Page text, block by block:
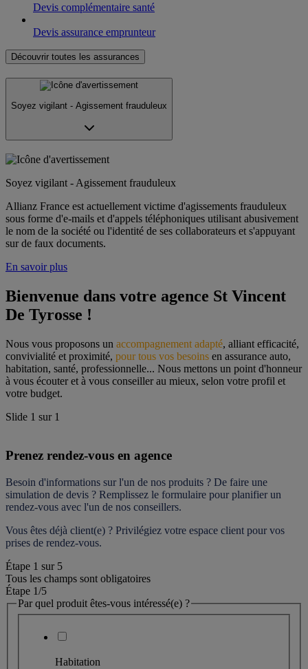
Devis complémentaire santé
Devis assurance emprunteur
Découvrir toutes les assurances
Soyez vigilant - Agissement frauduleux
Soyez vigilant - Agissement frauduleux
Allianz France est actuellement victime d'agissements frauduleux
sous forme d'e-mails et d'appels téléphoniques utilisant abusivement
le nom de la société ou l'identité de ses collaborateurs et s'appuyant
sur de faux documents.
En savoir plus
Bienvenue dans votre agence St Vincent
De Tyrosse !
Nous vous proposons un accompagnement adapté, alliant efficacité,
convivialité et proximité, pour tous vos besoins en assurance auto,
habitation, santé, professionnelle... Nous mettons un point d'honneur
à vous écouter et à vous conseiller au mieux, selon votre profil et
votre budget.
Slide 1 sur 1
Prenez rendez-vous en agence
Besoin d'informations sur l'un de nos produits ? De faire une
simulation de devis ? Remplissez le formulaire pour planifier un
rendez-vous avec l'un de nos conseillers.
Vous êtes déjà client(e) ? Privilégiez votre espace client pour vos
prises de rendez-vous.
Étape 1 sur 5
Tous les champs sont obligatoires
Étape 1/5
Par quel produit êtes-vous intéressé(e) ?
Habitation